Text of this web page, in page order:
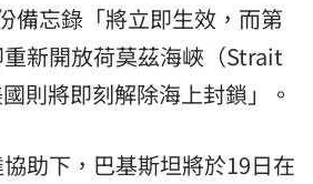
備忘錄「將立即生效，而第
新開放荷莫茲海峽（Strait
則將即刻解除海上封鎖」。
助下，巴基斯坦將於19日在